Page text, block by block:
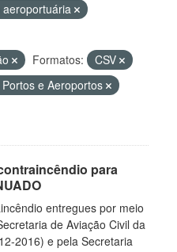
Formatos:
CSV
e Aeroportos
para
entregues por meio
de Aviação Civil da
2016) e pela Secretaria